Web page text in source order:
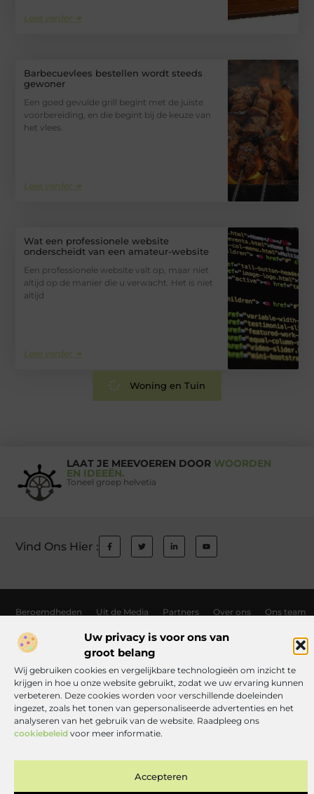
Uw privacy is voor ons van
groot belang
Wij gebruiken cookies en vergelijkbare technologieën om inzicht te
krijgen in hoe u onze website gebruikt, zodat we uw ervaring kunnen
verbeteren. Deze cookies worden voor verschillende doeleinden
ingezet, zoals het tonen van gepersonaliseerde advertenties en het
analyseren van het gebruik van de website. Raadpleeg ons
cookiebeleid voor meer informatie.
Accepteren
Lees verder ➜
Barbecuevlees bestellen wordt steeds
gewoner
Een goed gevulde grill begint met de juiste
voorbereiding, en die begint bij de keuze van
het vlees.
Lees verder ➜
Wat een professionele website
onderscheidt van een amateur-website
Een professionele website valt op, maar niet
altijd op de manier die u verwacht. Het is niet
altijd
Lees verder ➜
Woning en Tuin
LAAT JE MEEVOEREN DOOR WOORDEN
EN IDEEËN.
Toneel groep helvetia
Vind Ons Hier :
Beroemdheden Uit de Media Partners Over ons Ons team
Contact Auteur worden Website index Cookiebeleid (EU)
Links kopen Nederland: wat jij moet weten voordat je de knoop doorhakt
Manieren om geld te verdienen met jouw website: zo haal je er alles uit
All Rights Reserved © 2025
www.toneelgroephelvetia.nl.